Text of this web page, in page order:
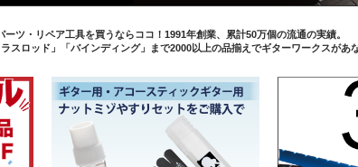
ーツ・リペア工具を買うならココ！1991年創業、累計50万個の流通の実績。
スロッド」「バインディング」まで2000以上の品揃えでギターワークスが